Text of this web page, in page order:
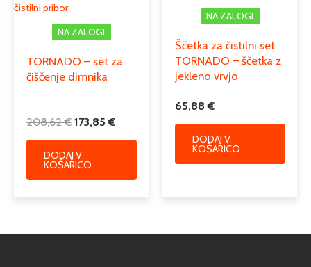
čistilni pribor
NA ZALOGI
TORNADO – set za
čiščenje dimnika
208,62€ 173,85€
DODAJ V
KOŠARICO
NA ZALOGI
Ščetka za čistilni set
TORNADO – ščetka z
jekleno vrvjo
65,88€
DODAJ V
KOŠARICO